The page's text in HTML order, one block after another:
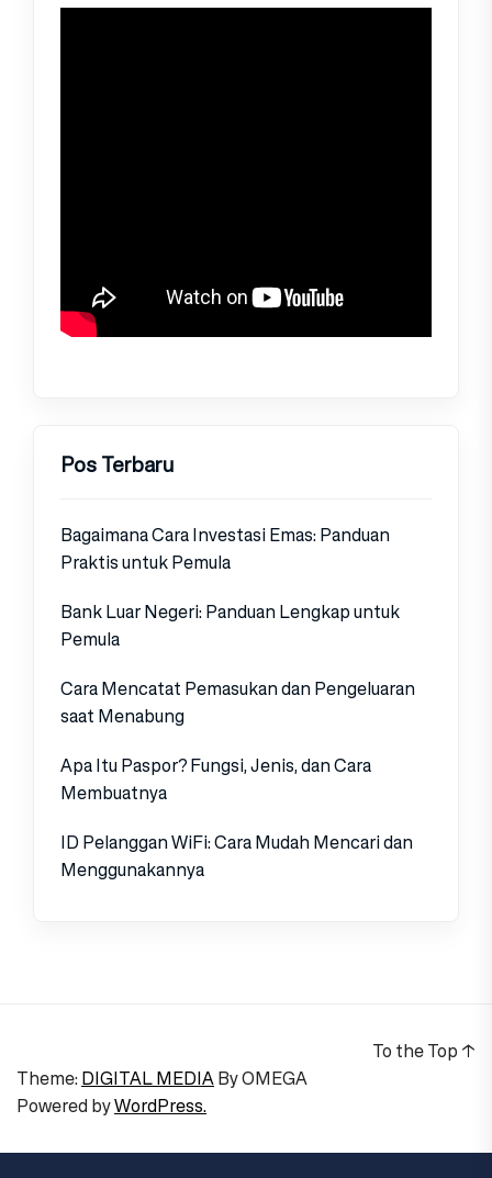
Pos Terbaru
Bagaimana Cara Investasi Emas: Panduan
Praktis untuk Pemula
Bank Luar Negeri: Panduan Lengkap untuk
Pemula
Cara Mencatat Pemasukan dan Pengeluaran
saat Menabung
Apa Itu Paspor? Fungsi, Jenis, dan Cara
Membuatnya
ID Pelanggan WiFi: Cara Mudah Mencari dan
Menggunakannya
Theme: DIGITAL MEDIAByOMEGA
Powered byWordPress.
To the Top ↑